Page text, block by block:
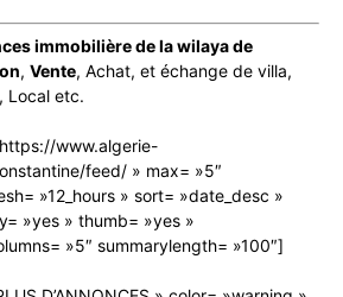
immobilière de la wilaya de
, Vente, Achat, et échange de villa,
Local etc.
www.algerie-
feed/ » max= »5″
»12_hours » sort= »date_desc »
»yes » thumb= »yes »
»5″ summarylength= »100″]